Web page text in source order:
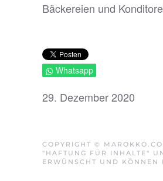
Bäckereien und
Whatsapp
29. Dezember 2020
COPYRIGHT ©
"HAFTUNG FÜR INHALTE"
ERWÜNSCHT UND KÖNNEN